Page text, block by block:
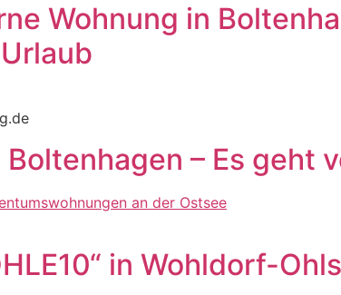
Wohnung in
Boltenhagen – Es geht
in Wohldorf-